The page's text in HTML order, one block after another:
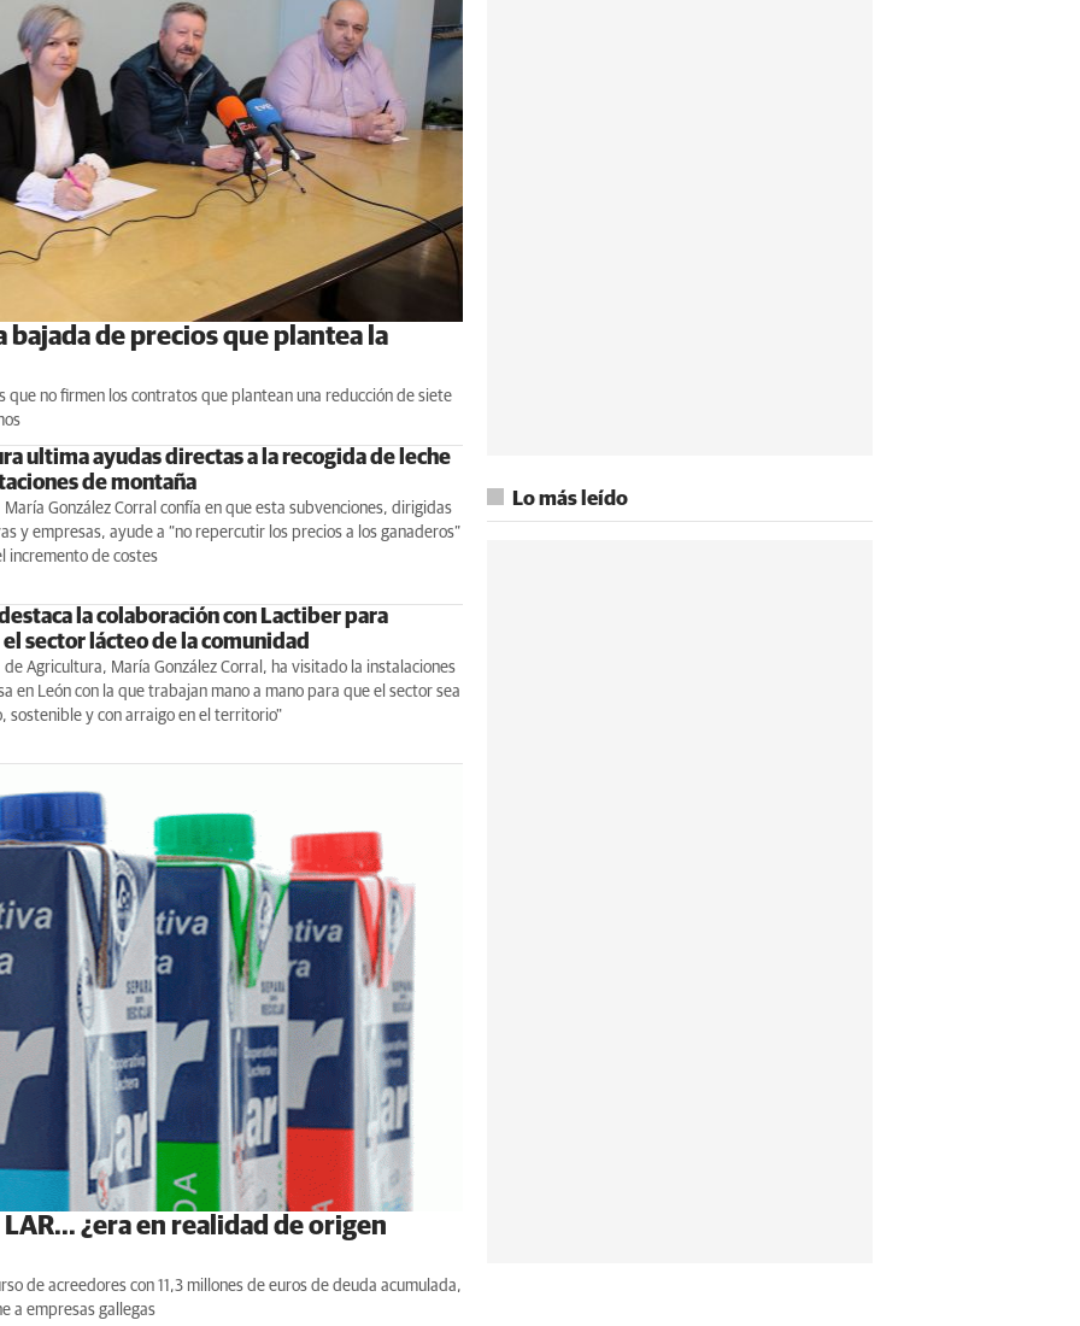
bajada de precios que plantea la
que no firmen los contratos que plantean una reducción de siete
ultima ayudas directas a la recogida de leche
de montaña
María González Corral confía en que esta subvenciones, dirigidas
y empresas, ayude a “no repercutir los precios a los ganaderos”
incremento de costes
la colaboración con Lactiber para
sector lácteo de la comunidad
de Agricultura, María González Corral, ha visitado la instalaciones
en León con la que trabajan mano a mano para que el sector sea
sostenible y con arraigo en el territorio"
¿era en realidad de origen
de acreedores con 11,3 millones de euros de deuda acumulada,
a empresas gallegas
Lo más leído